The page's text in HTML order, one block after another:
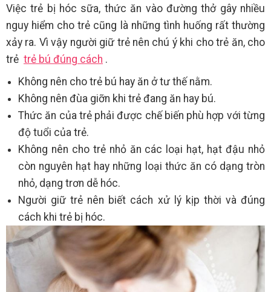
Việc trẻ bị hóc sữa, thức ăn vào đường thở gây nhiều
nguy hiểm cho trẻ cũng là những tình huống rất thường
xảy ra. Vì vậy người giữ trẻ nên chú ý khi cho trẻ ăn, cho
trẻ trẻ bú đúng cách .
Không nên cho trẻ bú hay ăn ở tư thế nằm.
Không nên đùa giỡn khi trẻ đang ăn hay bú.
Thức ăn của trẻ phải được chế biến phù hợp với từng
độ tuổi của trẻ.
Không nên cho trẻ nhỏ ăn các loại hạt, hạt đậu nhỏ
còn nguyên hạt hay những loại thức ăn có dạng tròn
nhỏ, dạng trơn dễ hóc.
Người giữ trẻ nên biết cách xử lý kịp thời và đúng
cách khi trẻ bị hóc.